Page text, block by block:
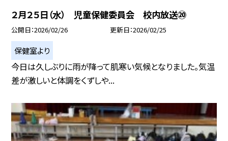
２月２５日（水） 児童保健委員会 校内放送⑳
公開日 2026/02/26 更新日 2026/02/25
保健室より
今日は久しぶりに雨が降って肌寒い気候となりました。気温
差が激しいと体調をくずしや...